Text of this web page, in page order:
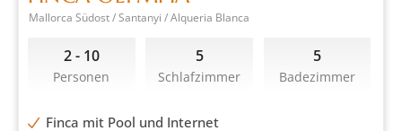
Mallorca Südost / Santanyi / Alqueria Blanca
2 - 10
Personen
5
Schlafzimmer
5
Badezimmer
Finca mit Pool und Internet